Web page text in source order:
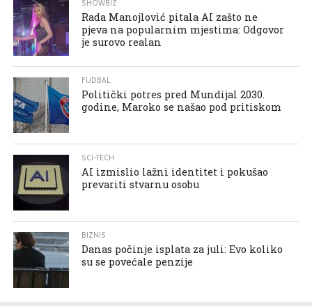
SHOWBIZ
Rada Manojlović pitala AI zašto ne
pjeva na popularnim mjestima: Odgovor
je surovo realan
FUDBAL
Politički potres pred Mundijal 2030.
godine, Maroko se našao pod pritiskom
SCI-TECH
AI izmislio lažni identitet i pokušao
prevariti stvarnu osobu
BIZNIS
Danas počinje isplata za juli: Evo koliko
su se povećale penzije